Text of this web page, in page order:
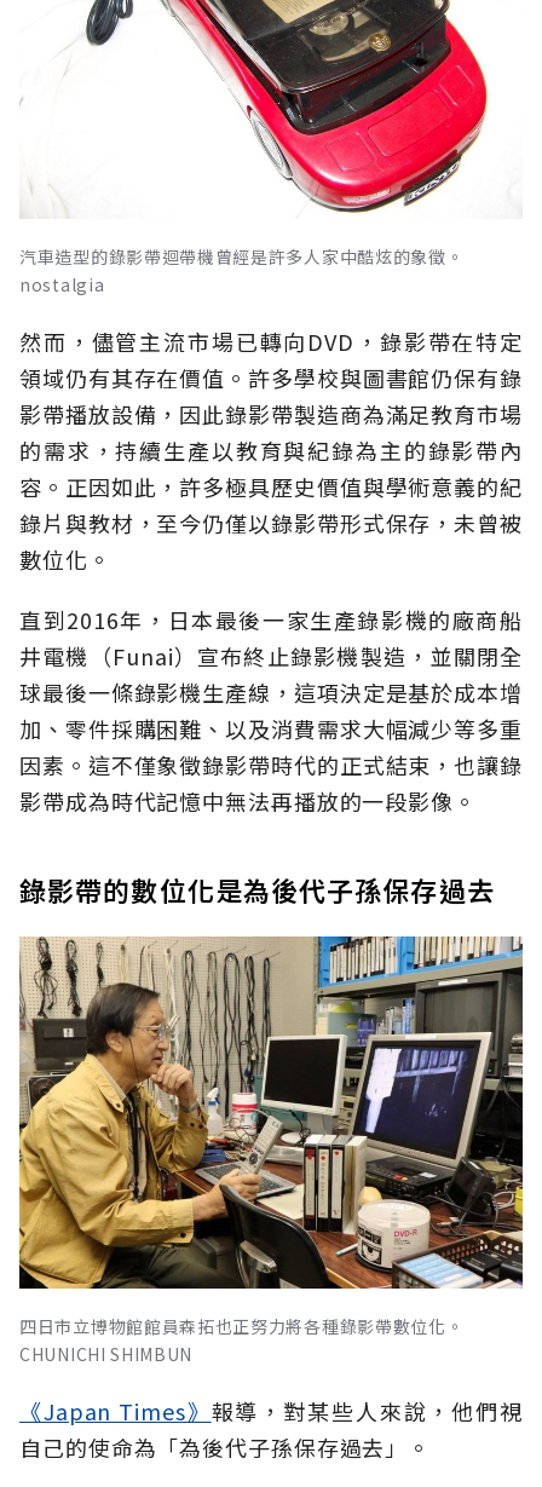
汽車造型的錄影帶迴帶機曾經是許多人家中酷炫的象徵。
nostalgia
然而，儘管主流市場已轉向DVD，錄影帶在特定
領域仍有其存在價值。許多學校與圖書館仍保有錄
影帶播放設備，因此錄影帶製造商為滿足教育市場
的需求，持續生產以教育與紀錄為主的錄影帶內
容。正因如此，許多極具歷史價值與學術意義的紀
錄片與教材，至今仍僅以錄影帶形式保存，未曾被
數位化。
直到2016年，日本最後一家生產錄影機的廠商船
井電機（Funai）宣布終止錄影機製造，並關閉全
球最後一條錄影機生產線，這項決定是基於成本增
加、零件採購困難、以及消費需求大幅減少等多重
因素。這不僅象徵錄影帶時代的正式結束，也讓錄
影帶成為時代記憶中無法再播放的一段影像。
錄影帶的數位化是為後代子孫保存過去
四日市立博物館館員森拓也正努力將各種錄影帶數位化。
CHUNICHI SHIMBUN
《Japan Times》 報導，對某些人來說，他們視
自己的使命為「為後代子孫保存過去」。